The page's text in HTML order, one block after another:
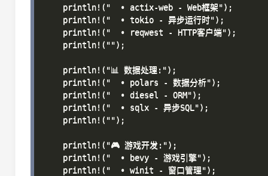
    println!("  • actix-web - Web框架");
    println!("  • tokio - 异步运行时");
    println!("  • reqwest - HTTP客户端");
    println!("");
    println!("📊 数据处理:");
    println!("  • polars - 数据分析");
    println!("  • diesel - ORM");
    println!("  • sqlx - 异步SQL");
    println!("");
    println!("🎮 游戏开发:");
    println!("  • bevy - 游戏引擎");
    println!("  • winit - 窗口管理");